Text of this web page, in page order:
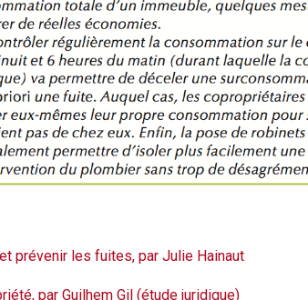
prévenir les fuites, par Julie Hainaut
par Guilhem Gil (étude juridique)